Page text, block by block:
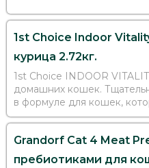
индейка 10кг
1st Choice Indoor
курица 2.72кг.
1st Choice INDOOR
домашних кошек.
в формуле для кошек,
современным стилем
Grandorf Cat 4 Meat
пребиотиками для